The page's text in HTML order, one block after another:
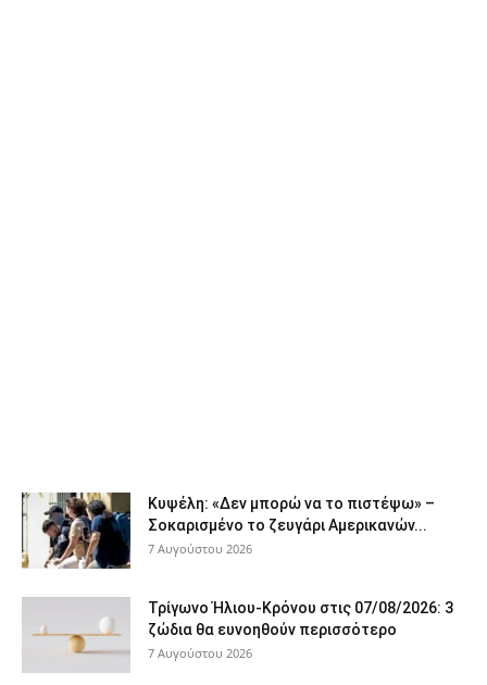
Κυψέλη: «Δεν μπορώ να το πιστέψω» –
Σοκαρισμένο το ζευγάρι Αμερικανών...
7 Αυγούστου 2026
Τρίγωνο Ήλιου-Κρόνου στις 07/08/2026: 3
ζώδια θα ευνοηθούν περισσότερο
7 Αυγούστου 2026